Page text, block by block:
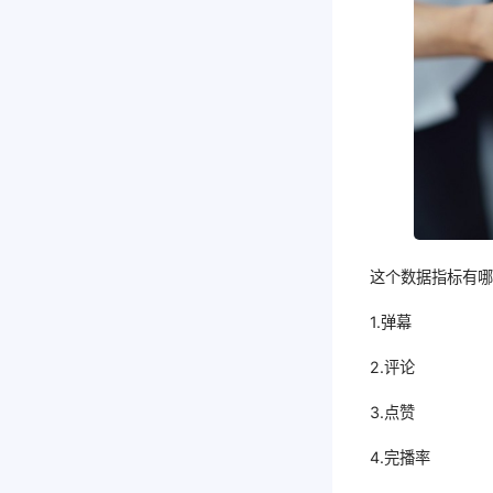
这个数据指标有
1.弹幕
2.评论
3.点赞
4.完播率